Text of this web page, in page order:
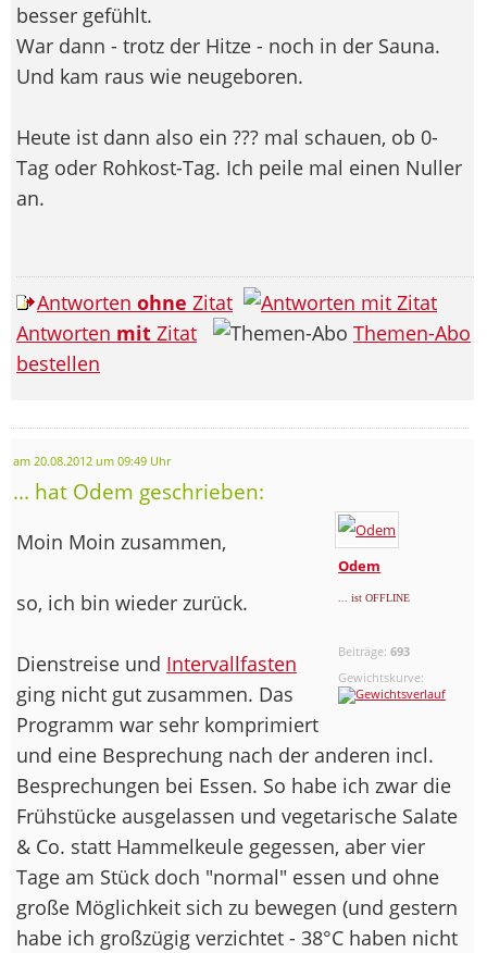
besser gefühlt.
War dann - trotz der Hitze - noch in der Sauna.
Und kam raus wie neugeboren.
Heute ist dann also ein ??? mal schauen, ob 0-
Tag oder Rohkost-Tag. Ich peile mal einen Nuller
an.
Antworten ohne Zitat
Antworten mit Zitat
Themen-Abo
bestellen
am 20.08.2012 um 09:49 Uhr
... hat Odem geschrieben:
Odem
... ist OFFLINE
Beiträge:693
Gewichtskurve:
Moin Moin zusammen,
so, ich bin wieder zurück.
Dienstreise und Intervallfasten
ging nicht gut zusammen. Das
Programm war sehr komprimiert
und eine Besprechung nach der anderen incl.
Besprechungen bei Essen. So habe ich zwar die
Frühstücke ausgelassen und vegetarische Salate
& Co. statt Hammelkeule gegessen, aber vier
Tage am Stück doch "normal" essen und ohne
große Möglichkeit sich zu bewegen (und gestern
habe ich großzügig verzichtet - 38°C haben nicht